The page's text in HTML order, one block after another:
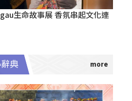
生命故事展 香氛串起文化連
典